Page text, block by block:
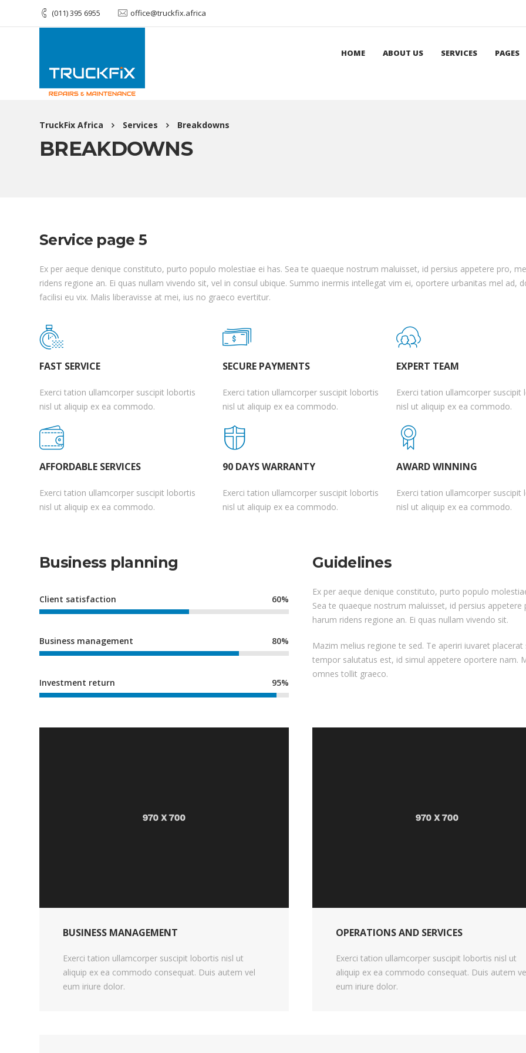
(011) 395 6955 office@truckfix.africa
HOME ABOUT US SERVICES PAGES
TruckFix Africa Services Breakdowns
BREAKDOWNS
Service page 5
Ex per aeque denique constituto, purto populo molestiae ei has. Sea te quaeque nostrum maluisset, id persius appetere pro,
ridens regione an. Ei quas nullam vivendo sit, vel in consul ubique. Summo inermis intellegat vim ei, oportere urbanitas mel ad,
facilisi eu vix. Malis liberavisse at mei, ius no graeco evertitur.
FAST SERVICE
Exerci tation ullamcorper suscipit lobortis
nisl ut aliquip ex ea commodo.
AFFORDABLE SERVICES
Exerci tation ullamcorper suscipit lobortis
nisl ut aliquip ex ea commodo.
SECURE PAYMENTS
Exerci tation ullamcorper suscipit lobortis
nisl ut aliquip ex ea commodo.
90 DAYS WARRANTY
Exerci tation ullamcorper suscipit lobortis
nisl ut aliquip ex ea commodo.
EXPERT TEAM
Exerci tation ullamcorper suscipit
nisl ut aliquip ex ea commodo.
AWARD WINNING
Exerci tation ullamcorper suscipit
nisl ut aliquip ex ea commodo.
Business planning
Client satisfaction 60%
Business management 80%
Investment return 95%
Guidelines
Ex per aeque denique constituto, purto populo
Sea te quaeque nostrum maluisset, id persius appetere
harum ridens regione an. Ei quas nullam vivendo sit.
Mazim melius regione te sed. Te aperiri iuvaret placerat
tempor salutatus est, id simul appetere oportere nam.
omnes tollit graeco.
BUSINESS MANAGEMENT
Exerci tation ullamcorper suscipit lobortis nisl ut
aliquip ex ea commodo consequat. Duis autem vel
eum iriure dolor.
OPERATIONS AND SERVICES
Exerci tation ullamcorper suscipit lobortis nisl ut
aliquip ex ea commodo consequat. Duis autem
eum iriure dolor.